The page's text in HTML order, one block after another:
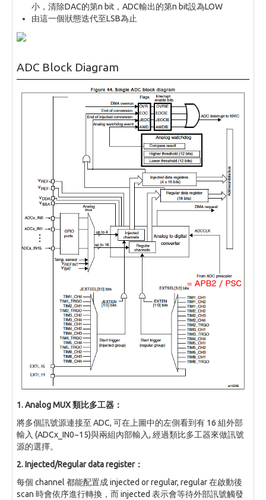
小，清除DAC的第n bit，ADC輸出的第n bit設為LOW
由這一個狀態迭代至LSB為止
ADC Block Diagram
1. Analog MUX 類比多工器：
將多個訊號源連接至 ADC, 可在上圖中的左側看到有 16 組外部
輸入 (ADCx_IN0~15)與兩組內部輸入, 經過類比多工器來做訊號
源的選擇。
2. Injected/Regular data register：
每個 channel 都能配置成 injected or regular, regular 在啟動後
scan 時會依序進行轉換，而 injected 表示會等待外部訊號觸發